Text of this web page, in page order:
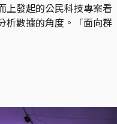
上發起的公民科技專案看
析數據的角度。「面向群